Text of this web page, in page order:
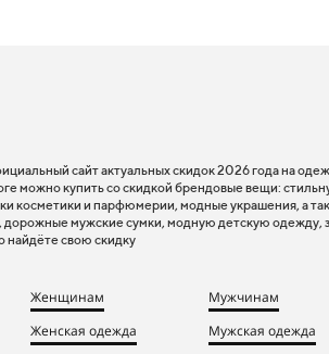
сайт актуальных скидок 2026 года на
можно купить со скидкой брендовые вещи:
косметики и парфюмерии, модные украшения, а
дорожные мужские сумки, модную детскую
найдёте свою скидку
Женщинам
Женская одежда
Мужчинам
Мужская одежда